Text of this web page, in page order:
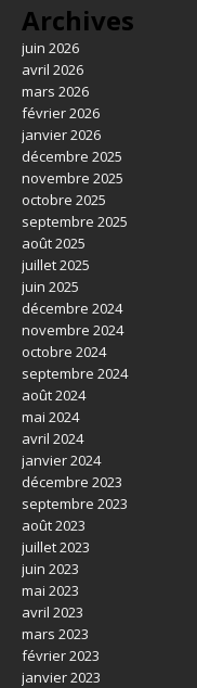
Archives
juin 2026
avril 2026
mars 2026
février 2026
janvier 2026
décembre 2025
novembre 2025
octobre 2025
septembre 2025
août 2025
juillet 2025
juin 2025
décembre 2024
novembre 2024
octobre 2024
septembre 2024
août 2024
mai 2024
avril 2024
janvier 2024
décembre 2023
septembre 2023
août 2023
juillet 2023
juin 2023
mai 2023
avril 2023
mars 2023
février 2023
janvier 2023